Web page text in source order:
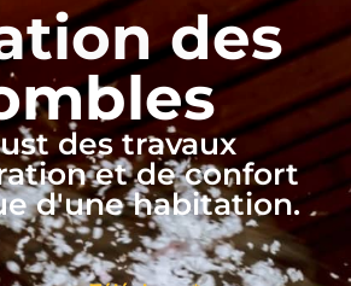
des
des travaux
et de confort
d'une habitation.